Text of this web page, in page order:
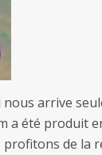
arrive
a été produit
profitons de la